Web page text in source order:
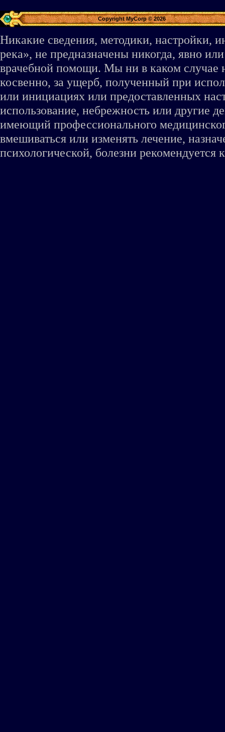
Copyright MyCorp © 2026
Никакие сведения, методики, настройки,
река», не предназначены никогда, явно
врачебной помощи. Мы ни в каком случае
косвенно, за ущерб, полученный при
или инициациях или предоставленных
использование, небрежность или другие
имеющий профессионального
вмешиваться или изменять лечение,
психологической, болезни рекомендуется